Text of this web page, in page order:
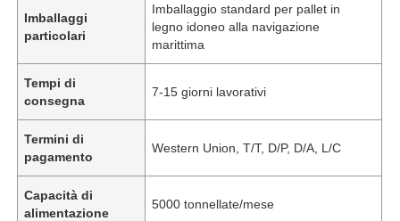
Imballaggi
particolari
Imballaggio standard per pallet in
legno idoneo alla navigazione
marittima
Tempi di
consegna
7-15 giorni lavorativi
Termini di
pagamento
Western Union, T/T, D/P, D/A, L/C
Capacità di
alimentazione
5000 tonnellate/mese